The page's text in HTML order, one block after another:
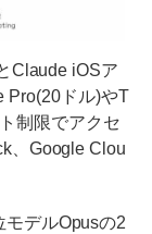
Claude iOSア
Pro(20ドル)やT
制限でアクセ
、Google Clou
デルOpusの2